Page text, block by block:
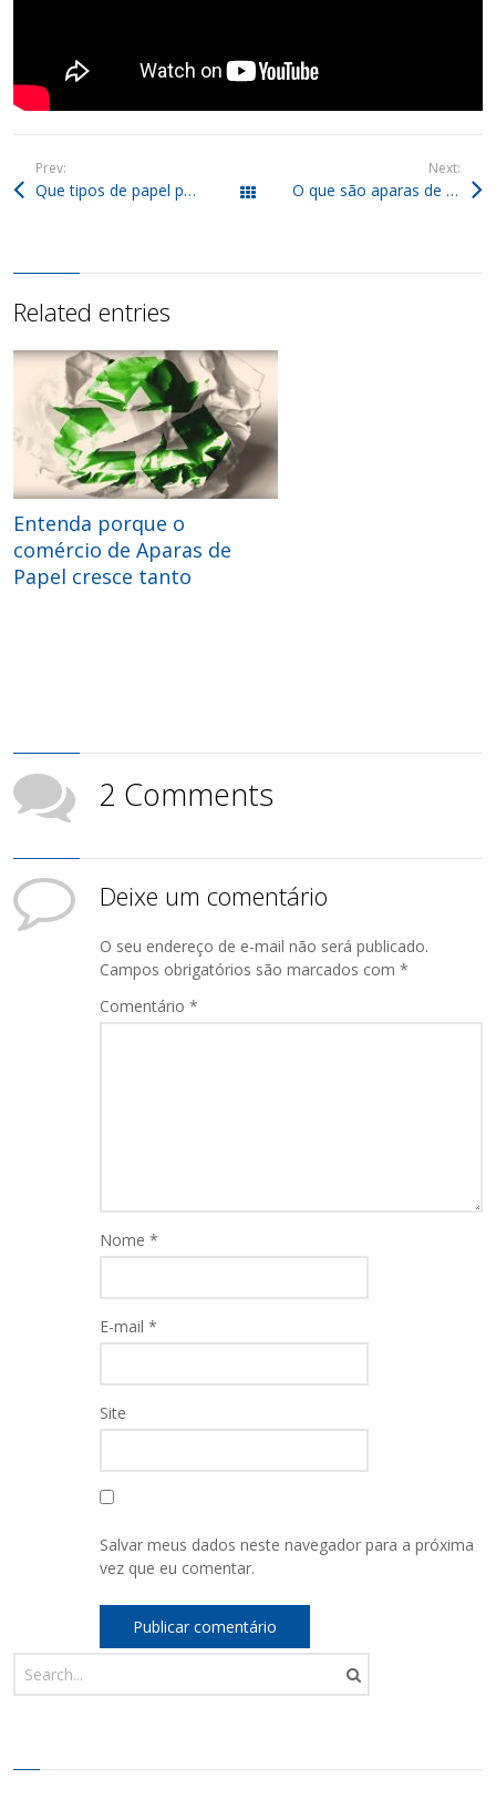
Prev:
Que tipos de papel podem ser reciclados e quais não podem? Todos os posts
Next:
O que são aparas de plásticos e como podem ser usadas na indústria?
Related entries
Entenda porque o
comércio de Aparas de
Papel cresce tanto
2 Comments
Deixe um comentário
O seu endereço de e-mail não será publicado.
Campos obrigatórios são marcados com*
Comentário*
Nome*
E-mail*
Site
Salvar meus dados neste navegador para a próxima
vez que eu comentar.